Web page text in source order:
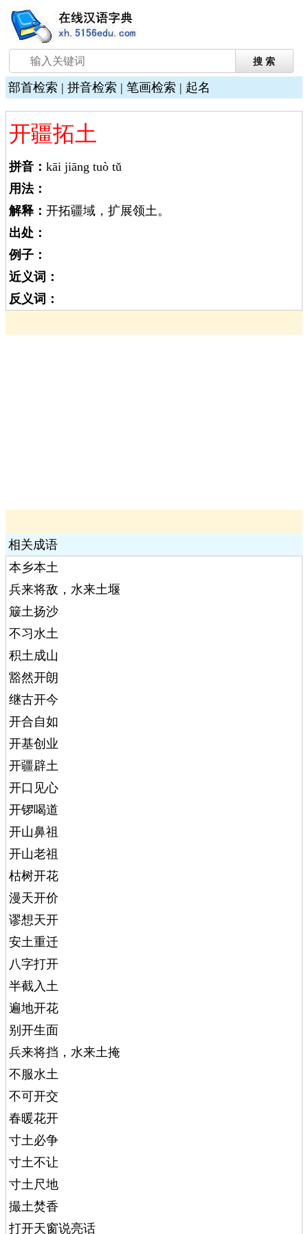
部首检索 | 拼音检索 | 笔画检索 | 起名
开疆拓土
拼音： kāi jiāng tuò tǔ
用法：
解释： 开拓疆域，扩展领土。
出处：
例子：
近义词：
反义词：
相关成语
本乡本土
兵来将敌，水来土堰
簸土扬沙
不习水土
积土成山
豁然开朗
继古开今
开合自如
开基创业
开疆辟土
开口见心
开锣喝道
开山鼻祖
开山老祖
枯树开花
漫天开价
谬想天开
安土重迁
八字打开
半截入土
遍地开花
别开生面
兵来将挡，水来土掩
不服水土
不可开交
春暖花开
寸土必争
寸土不让
寸土尺地
撮土焚香
打开天窗说亮话